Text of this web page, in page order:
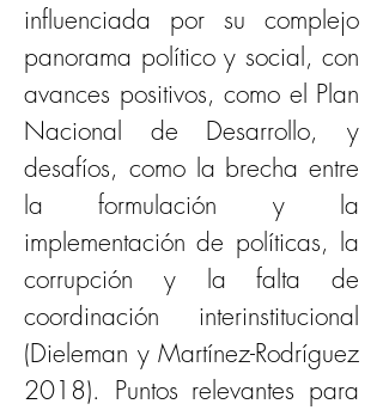
influenciada por su complejo
panorama político y social, con
avances positivos, como el Plan
Nacional de Desarrollo, y
desafíos, como la brecha entre
la formulación y la
implementación de políticas, la
corrupción y la falta de
coordinación interinstitucional
(Dieleman y Martínez-Rodríguez
2018). Puntos relevantes para